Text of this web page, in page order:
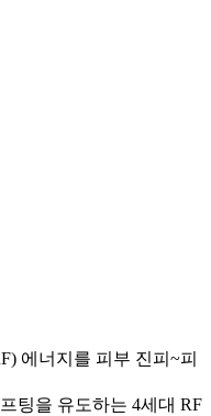
에너지를 피부 진피~피
팅을 유도하는 4세대 RF